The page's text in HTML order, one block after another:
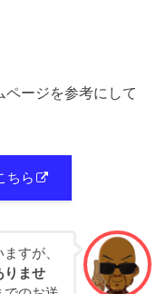
ージを参考にして
ちら
すが、
りませ